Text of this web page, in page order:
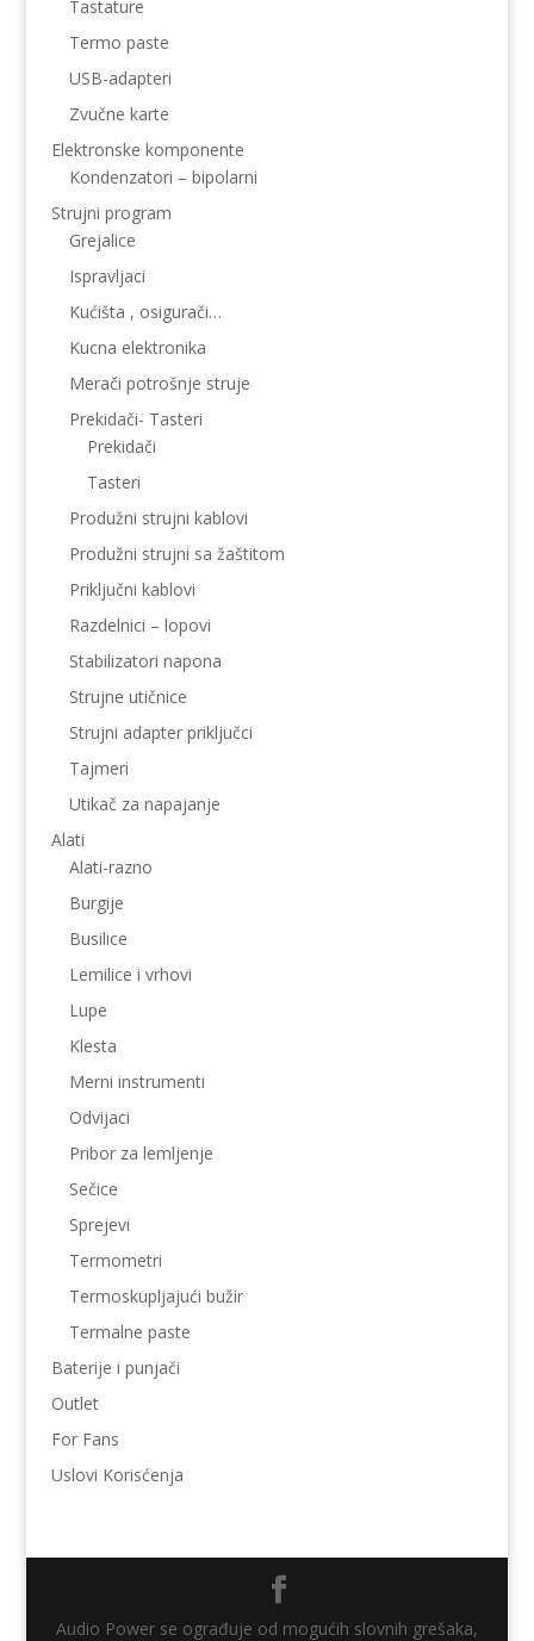
Tastature
Termo paste
USB-adapteri
Zvučne karte
Elektronske komponente
Kondenzatori – bipolarni
Strujni program
Grejalice
Ispravljaci
Kućišta , osigurači…
Kucna elektronika
Merači potrošnje struje
Prekidači- Tasteri
Prekidači
Tasteri
Produžni strujni kablovi
Produžni strujni sa žaštitom
Priključni kablovi
Razdelnici – lopovi
Stabilizatori napona
Strujne utičnice
Strujni adapter priključci
Tajmeri
Utikač za napajanje
Alati
Alati-razno
Burgije
Busilice
Lemilice i vrhovi
Lupe
Klesta
Merni instrumenti
Odvijaci
Pribor za lemljenje
Sečice
Sprejevi
Termometri
Termoskupljajući bužir
Termalne paste
Baterije i punjači
Outlet
For Fans
Uslovi Korisćenja
Audio Power se ograđuje od mogućih slovnih grešaka,